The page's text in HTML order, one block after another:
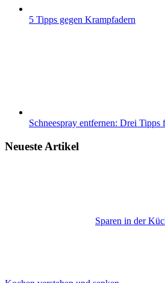
5 Tipps gegen Krampfadern
Schneespray entfernen: Drei Tipps
Neueste Artikel
Sparen in der